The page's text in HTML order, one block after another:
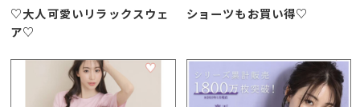
♡大人可愛いリラックスウェ
ア♡
ショーツもお買い得♡